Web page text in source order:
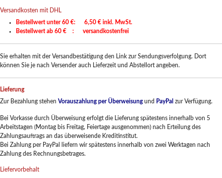
Versandkosten mit DHL
Bestellwert unter 60 €: 6,50 € inkl. MwSt.
Bestellwert ab 60 € : versandkostenfrei
Sie erhalten mit der Versandbestätigung den Link zur Sendungsverfolgung. Dort
können Sie je nach Versender auch Lieferzeit und Abstellort angeben.
Lieferung
Zur Bezahlung stehen Vorauszahlung per Überweisungund PayPal zur Verfügung.
Bei Vorkasse durch Überweisung erfolgt die Lieferung spätestens innerhalb von 5
Arbeitstagen (Montag bis Freitag, Feiertage ausgenommen) nach Erteilung des
Zahlungsauftrags an das überweisende Kreditinstitut.
Bei Zahlung per PayPal liefern wir spätestens innerhalb von zwei Werktagen nach
Zahlung des Rechnungsbetrages.
Liefervorbehalt